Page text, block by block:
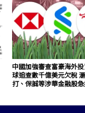
中國加強審查富豪海外
球追查數千億美元欠稅
打、保誠等涉華金融股